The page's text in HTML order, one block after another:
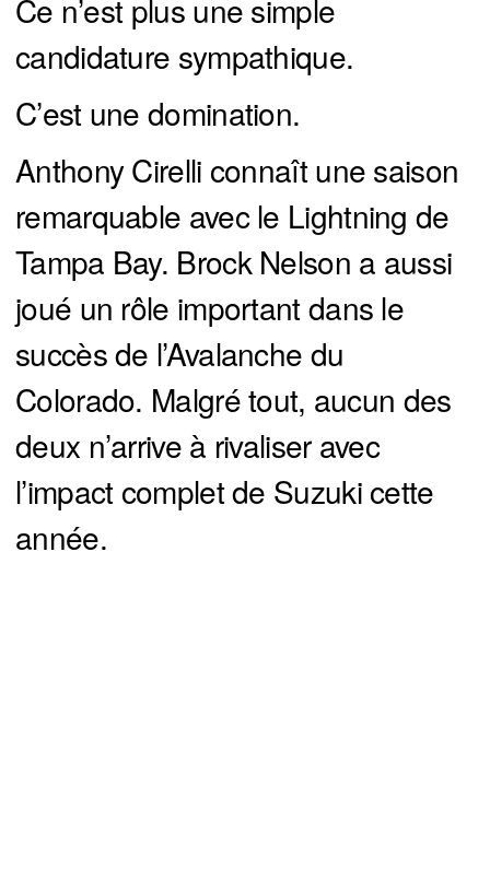
Ce n’est plus une simple
candidature sympathique.
C’est une domination.
Anthony Cirelli connaît une saison
remarquable avec le Lightning de
Tampa Bay. Brock Nelson a aussi
joué un rôle important dans le
succès de l’Avalanche du
Colorado. Malgré tout, aucun des
deux n’arrive à rivaliser avec
l’impact complet de Suzuki cette
année.